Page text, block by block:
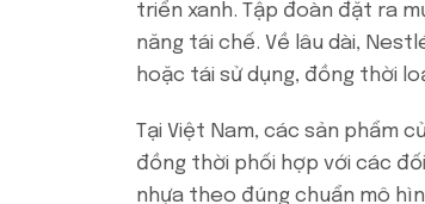
triển xanh. Tập đoàn đặt ra
năng tái chế. Về lâu dài,
hoặc tái sử dụng, đồng thời
Tại Việt Nam, các sản phẩm
đồng thời phối hợp với các
nhựa theo đúng chuẩn mô